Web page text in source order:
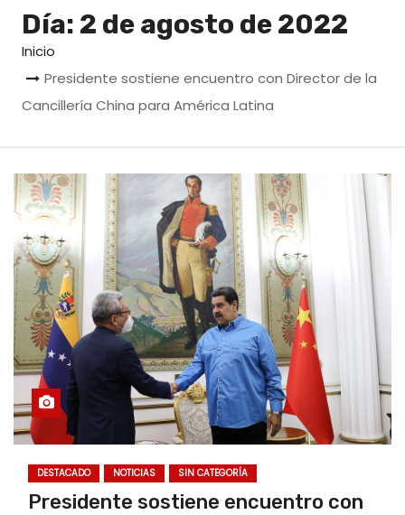
Día: 2 de agosto de 2022
Inicio
Presidente sostiene encuentro con Director de la
Cancillería China para América Latina
DESTACADO NOTICIAS SIN CATEGORÍA
Presidente sostiene encuentro con